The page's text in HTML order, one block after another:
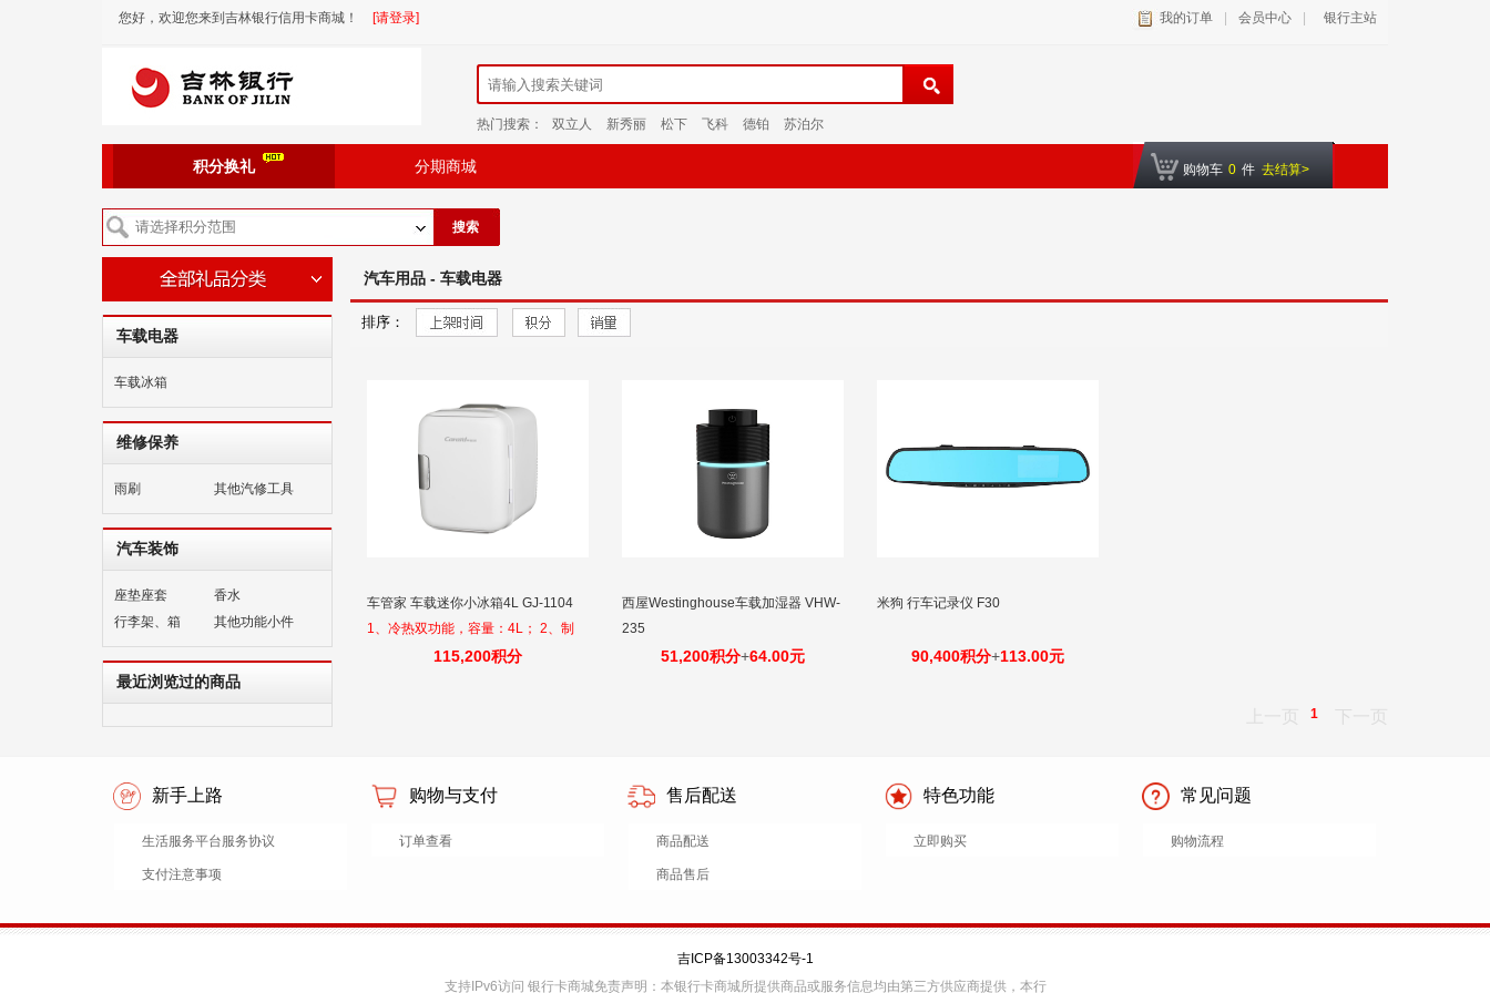
您好，欢迎您来到吉林银行信用卡商城！ [请登录] 我的订单 会员中心 银行主站
热门搜索： 双立人 新秀丽 松下 飞科 德铂 苏泊尔
积分换礼 分期商城 购物车 0 件 去结算>
搜索
车载电器
车载冰箱
维修保养
雨刷 其他汽修工具
汽车装饰
座垫座套
香水
行李架、箱
其他功能小件
最近浏览过的商品
汽车用品 - 车载电器
排序：
车管家 车载迷你小冰箱4L GJ-1104
1、冷热双功能，容量：4L； 2、制
冷：温差10-20摄氏度； 3、制热：
115,200积分
西屋Westinghouse车载加湿器 VHW-
235
51,200积分+64.00元
米狗 行车记录仪 F30
90,400积分+113.00元
上一页 1 下一页
新手上路
生活服务平台服务协议
支付注意事项
购物与支付
订单查看
售后配送
商品配送
商品售后
特色功能
立即购买
常见问题
购物流程
吉ICP备13003342号-1
支持IPv6访问 银行卡商城免责声明：本银行卡商城所提供商品或服务信息均由第三方供应商提供，本行